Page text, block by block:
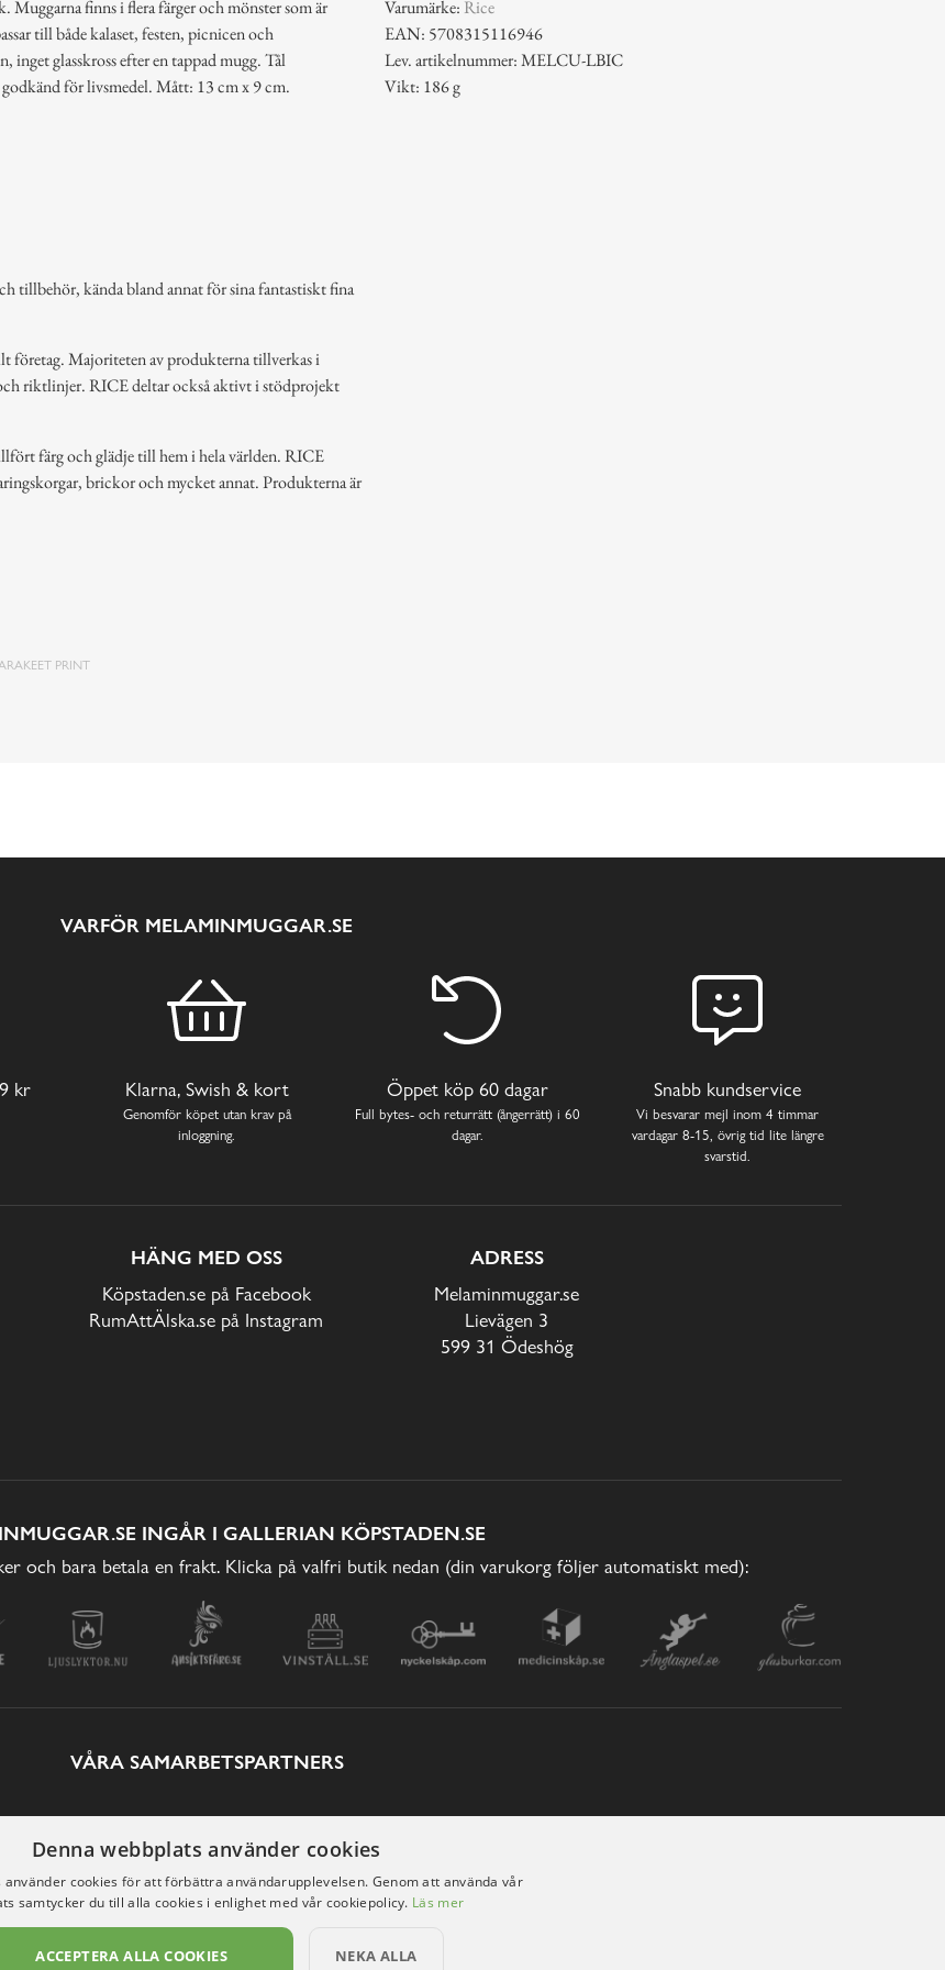
finns i flera färger och mönster som är
till både kalaset, festen, picnicen och
glasskross efter en tappad mugg. Tål
för livsmedel. Mått: 13 cm x 9 cm.
Varumärke: Rice
EAN: 5708315116946
Lev. artikelnummer: MELCU-LBIC
Vikt: 186 g
tillbehör, kända bland annat för sina fantastiskt fina
företag. Majoriteten av produkterna tillverkas i
riktlinjer. RICE deltar också aktivt i stödprojekt
färg och glädje till hem i hela världen. RICE
brickor och mycket annat. Produkterna är
PRINT
VARFÖR MELAMINMUGGAR.SE
kr Klarna, Swish & kort
Genomför köpet utan krav på
inloggning.
Öppet köp 60 dagar
Full bytes- och returrätt (ångerrätt) i 60
dagar.
Snabb kundservice
Vi besvarar mejl inom 4 timmar
vardagar 8-15, övrig tid lite längre
svarstid.
HÄNG MED OSS
Köpstaden.se på Facebook
RumAttÄlska.se på Instagram
ADRESS
Melaminmuggar.se
Lievägen 3
599 31 Ödeshög
INGÅR I GALLERIAN KÖPSTADEN.SE
och bara betala en frakt. Klicka på valfri butik nedan (din varukorg följer automatiskt med):
VÅRA SAMARBETSPARTNERS
Denna webbplats använder cookies
använder cookies för att förbättra användarupplevelsen. Genom att använda vår
samtycker du till alla cookies i enlighet med vår cookiepolicy. Läs mer
ACCEPTERA ALLA COOKIES NEKA ALLA